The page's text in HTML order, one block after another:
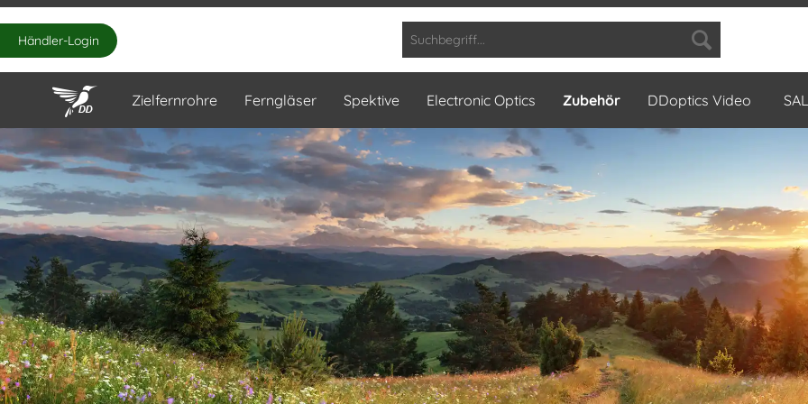
Händler-Login
Zielfernrohre Ferngläser Spektive Electronic Optics Zubehör DDoptics Video